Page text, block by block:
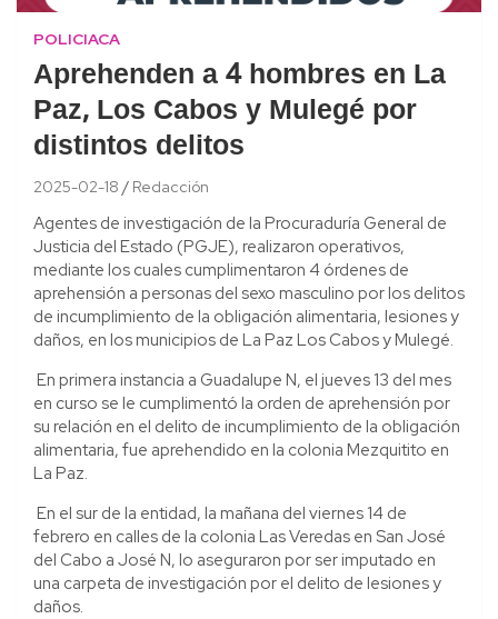
POLICIACA
Aprehenden a 4 hombres en La
Paz, Los Cabos y Mulegé por
distintos delitos
2025-02-18 Redacción
Agentes de investigación de la Procuraduría General de
Justicia del Estado (PGJE), realizaron operativos,
mediante los cuales cumplimentaron 4 órdenes de
aprehensión a personas del sexo masculino por los delitos
de incumplimiento de la obligación alimentaria, lesiones y
daños, en los municipios de La Paz Los Cabos y Mulegé.
En primera instancia a Guadalupe N, el jueves 13 del mes
en curso se le cumplimentó la orden de aprehensión por
su relación en el delito de incumplimiento de la obligación
alimentaria, fue aprehendido en la colonia Mezquitito en
La Paz.
En el sur de la entidad, la mañana del viernes 14 de
febrero en calles de la colonia Las Veredas en San José
del Cabo a José N, lo aseguraron por ser imputado en
una carpeta de investigación por el delito de lesiones y
daños.